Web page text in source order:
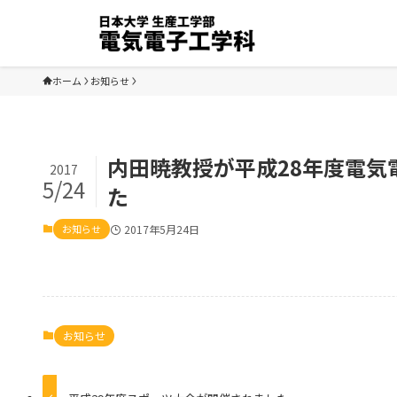
ホーム お知らせ
内田暁教授が平成28年度電
た
2017
5/24
お知らせ 2017年5月24日
お知らせ